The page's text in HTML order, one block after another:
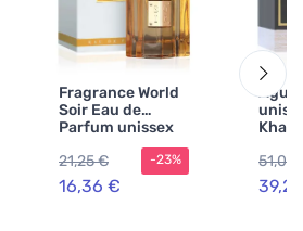
Fragrance World
Soir Eau de
Parfum unissex
21,25 €
16,36 €
-23%
Água
51,01